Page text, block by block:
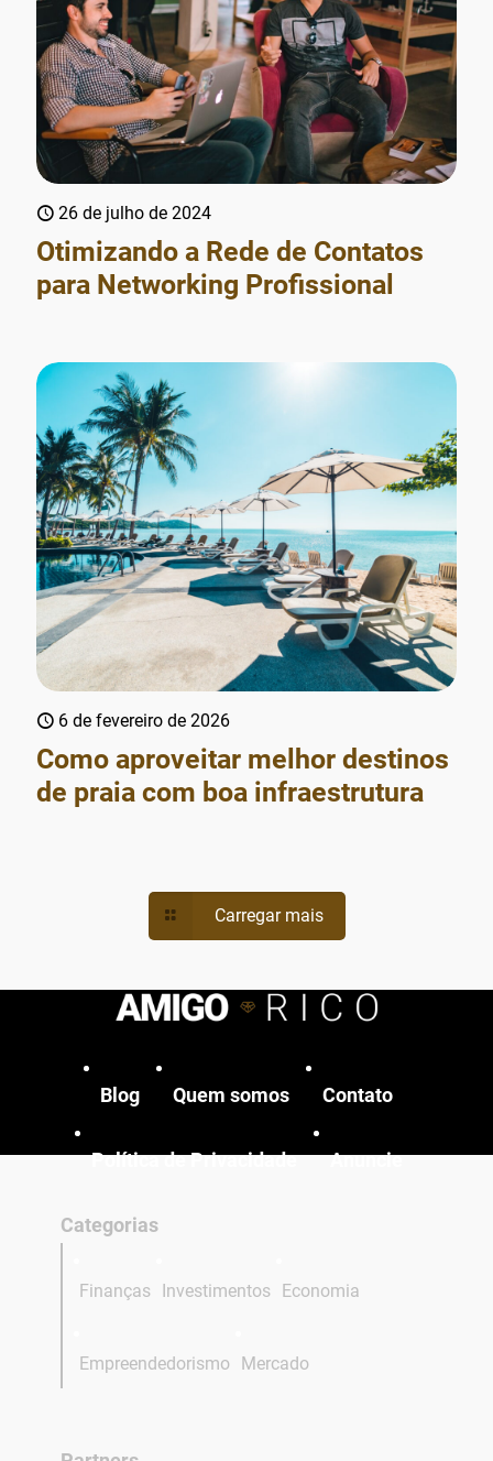
26 de julho de 2024
Otimizando a Rede de Contatos
para Networking Profissional
6 de fevereiro de 2026
Como aproveitar melhor destinos
de praia com boa infraestrutura
Carregar mais
Blog Quem somos Contato
Política de Privacidade Anuncie
Categorias
Finanças Investimentos Economia
Empreendedorismo Mercado